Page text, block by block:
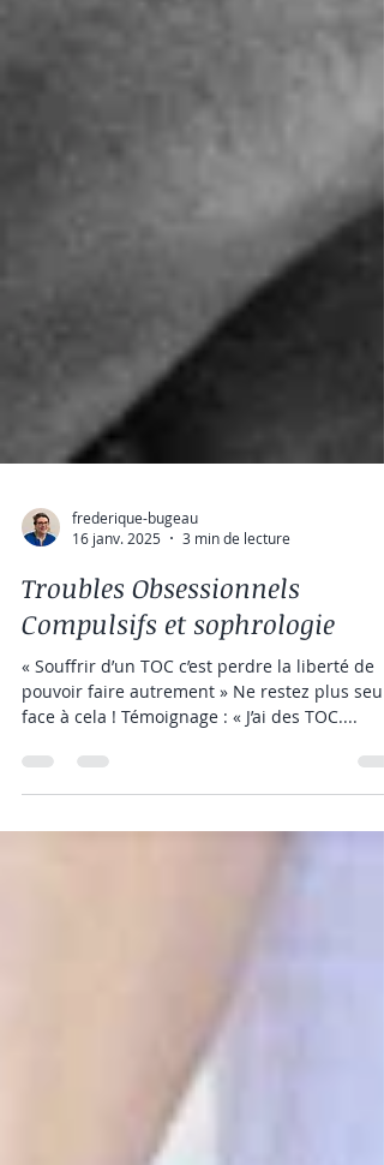
16 janv. 2025
3 min de lecture
Troubles Obsessionnels
Compulsifs et sophrologie
« Souffrir d’un TOC c’est perdre la liberté de
face à cela ! Témoignage : « J’ai des TOC....